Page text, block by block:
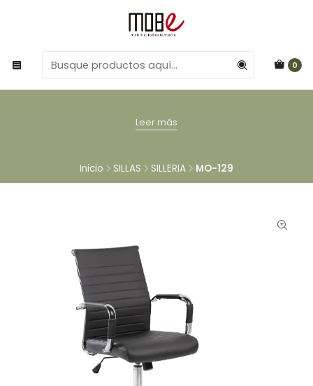
0
Leer más
Inicio SILLAS SILLERIA MO-129